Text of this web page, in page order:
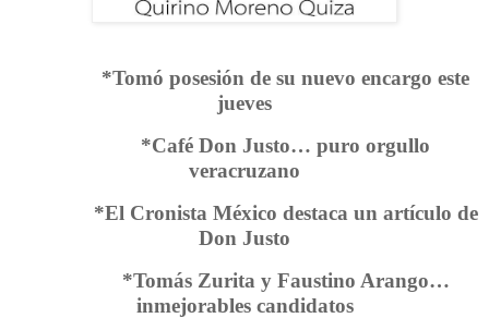
*Tomó posesión de su nuevo encargo este
jueves
*Café Don Justo… puro orgullo
veracruzano
*El Cronista México destaca un artículo de
Don Justo
*Tomás Zurita y Faustino Arango…
inmejorables candidatos